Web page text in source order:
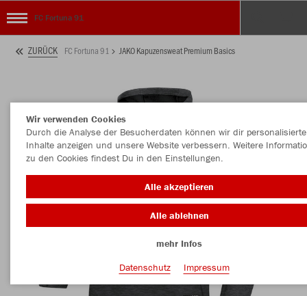
FC Fortuna 91
ZURÜCK FC Fortuna 91 JAKO Kapuzensweat Premium Basics
Wir verwenden Cookies
Durch die Analyse der Besucherdaten können wir dir personalisierte
Inhalte anzeigen und unsere Website verbessern. Weitere
zu den Cookies findest Du in den Einstellungen.
Alle akzeptieren
Alle ablehnen
mehr Infos
Datenschutz
Impressum